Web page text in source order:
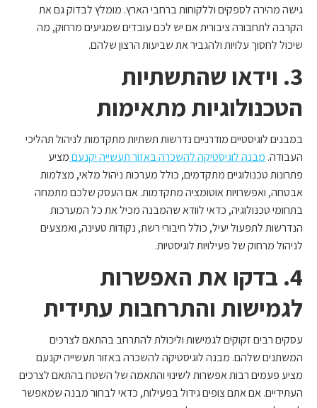
גישה מהירה לספקים וללקוחות ברחבי הארץ. מומלץ לבדוק גם את
הקרבה לתחבורה ציבורית אם יש לכם עובדים שמגיעים מרחוק, מה
שיכול לחסוך עלויות ולהגביר את שביעות הרצון שלהם.
3. וידאו שהתשתיות
הטכנולוגיות מתאימות
במבנים לוגיסטיים מודרניים נדרשות תשתיות מתקדמות לניהול תהליכי
העבודה. מבנה לוגיסטיקה להשכרה באזור תעשייה יקנעםמציע
פתרונות טכנולוגיים מתקדמים, כולל מערכות ניהול מלאי, מצלמות
אבטחה, ואפשרויות אוטומציה מתקדמות. אם העסק שלכם מתמחה
בתחומי טכנולוגיה, כדאי לוודא שהמבנה מכיל את כל המערכות
הנדרשות לתפעול יעיל, כולל חיבורי רשת, נקודות טעינה, ואמצעים
לניהול מרחוק של פעילויות לוגיסטיות.
4. בדקו את האפשרות
לגמישות והתרחבות עתידית
עסקים רבים זקוקים לגמישות וליכולת להתרחב בהתאם לצרכים
המשתנים שלהם. מבנה לוגיסטיקה להשכרה באזור תעשייה יקנעם
מציע פעמים רבות אפשרות לשינוי והתאמה של השטח בהתאם לצרכים
העתידיים. אם אתם צופים גידול בפעילות, כדאי לבחור מבנה שמאפשר